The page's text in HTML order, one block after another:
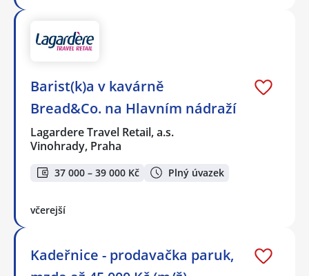
Barist(k)a v kavárně
Bread&Co. na Hlavním nádraží
Lagardere Travel Retail, a.s.
Vinohrady, Praha
37 000 – 39 000 Kč Plný úvazek
včerejší
Kadeřnice - prodavačka paruk,